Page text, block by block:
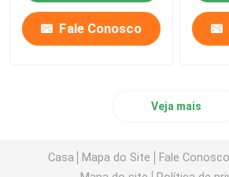
Fale Conosco
Veja mais
Casa Mapa do Site Fale Conosco